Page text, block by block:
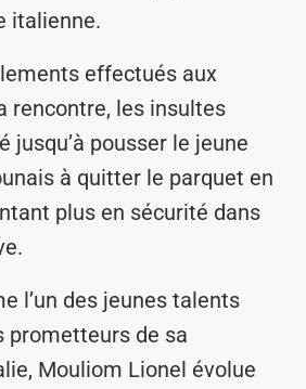
italienne.
effectués aux
rencontre, les insultes
jusqu’à pousser le jeune
à quitter le parquet en
plus en sécurité dans
l’un des jeunes talents
prometteurs de sa
Mouliom Lionel évolue